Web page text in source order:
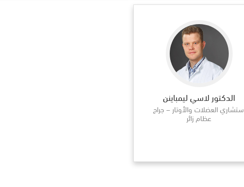
الدكتور لاسي ليمباينن
العضلات والأوتار – جراح
عظام زائر